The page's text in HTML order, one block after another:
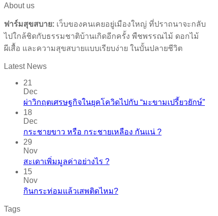
About us
ฟาร์มสุขสบาย: เว็บของคนเคยอยู่เมืองใหญ่ ที่ปราถนาจะกลับ
ไปใกล้ชิดกับธรรมชาติบ้านเกิดอีกครั้ง พืชพรรณไม้ ดอกไม้
ผีเสื้อ และความสุขสบายแบบเรียบง่าย ในบั้นปลายชีวิต
Latest News
21
Dec
ผ่าวิกฤตเศรษฐกิจในยุคโควิดไปกับ “มะขามเปรี้ยวยักษ์”
18
Dec
กระชายขาว​ หรือ​ กระชายเหลือง กันแน่ ?
29
Nov
สะเดาเพิ่มมูลค่าอย่างไร ?
15
Nov
กินกระท่อมแล้วเสพติดไหม?
Tags